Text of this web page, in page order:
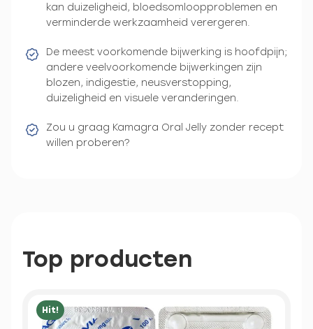
kan duizeligheid, bloedsomloopproblemen en
verminderde werkzaamheid verergeren.
De meest voorkomende bijwerking is hoofdpijn;
andere veelvoorkomende bijwerkingen zijn
blozen, indigestie, neusverstopping,
duizeligheid en visuele veranderingen.
Zou u graag Kamagra Oral Jelly zonder recept
willen proberen?
Top producten
Hit!